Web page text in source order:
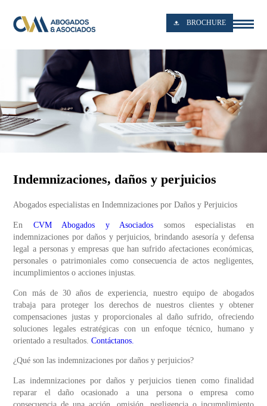
BROCHURE
Indemnizaciones, daños y perjuicios
Abogados especialistas en Indemnizaciones por Daños y Perjuicios
En CVM Abogados y Asociados somos especialistas en
indemnizaciones por daños y perjuicios, brindando asesoría y defensa
legal a personas y empresas que han sufrido afectaciones económicas,
personales o patrimoniales como consecuencia de actos negligentes,
incumplimientos o acciones injustas.
Con más de 30 años de experiencia, nuestro equipo de abogados
trabaja para proteger los derechos de nuestros clientes y obtener
compensaciones justas y proporcionales al daño sufrido, ofreciendo
soluciones legales estratégicas con un enfoque técnico, humano y
orientado a resultados.Contáctanos
¿Qué son las indemnizaciones por daños y perjuicios?
Las indemnizaciones por daños y perjuicios tienen como finalidad
reparar el daño ocasionado a una persona o empresa como